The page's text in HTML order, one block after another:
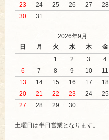
23
24 25 26 27 28
30
31
2026年9月
日
月 火 水 木 金
1
2 3 4
6
7 8 9 10 11
13
14 15 16 17 18
20
21 22 23 24 25
27
28 29 30
土曜日は半日営業となります。